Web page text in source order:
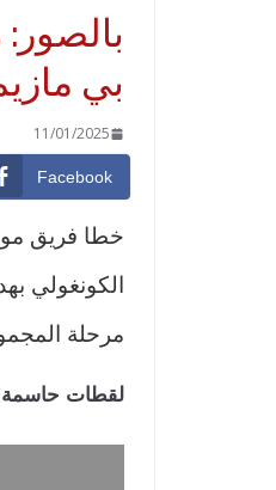
بي
11/01/2025
Facebook
خطا فريق
مرحلة
لقطات حاسمة